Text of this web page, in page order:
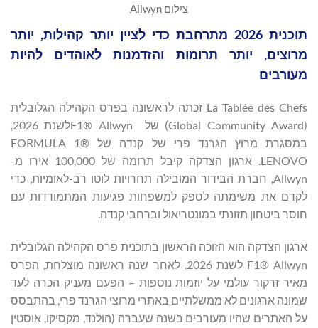
צילום Allwyn
תוכנית 2026 מתרחבת כדי לציין יותר קהילות, יותר
מרוצים, יותר תרומות והזדמנות לאוהדים להיות
מעורבים
La Tablée des Chefs זכתה לראשונה בפרס הקהילה הגלובלית
(Global Community Award) של F1® Allwynלשנת 2026,
במסגרת מרוץ הגרנד פרי של קנדה של FORMULA 1®
LENOVO. ארגון הצדקה קיבל תרומה של 100,000 אירו מ-
Allwyn, חברת הבידור המובילה תחרויות לוטו רב-לאומיות, כדי
לקדם את משימתה לספק למשפחות פגיעות המתמודדות עם
חוסר ביטחון תזונתי במונטריאול וברחבי קנדה.
ארגון הצדקה הוא הזוכה הראשון בתוכנית פרס הקהילה הגלובלית
F1® Allwyn לשנת 2026. לאחר שנה ראשונה מוצלחת, הפרס
מאיר זרקור עולמי על יוזמות נוספות – הפעם מעניק הכרה לעד
שמונה ארגונים לא ממשלתיים באתרי מרוצי הגרנד פרי, בהתבסס
על האתרים שהיו מעורבים בשנה שעברה (הולנד, מקסיקו, אוסטין